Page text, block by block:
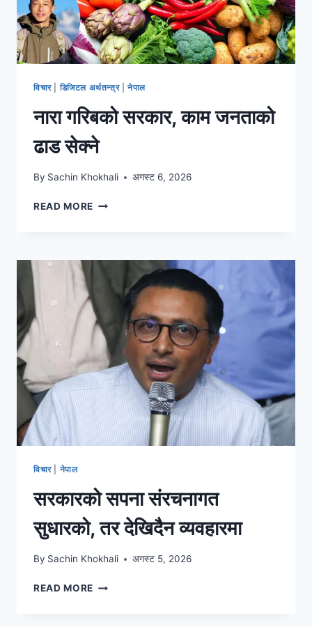
विचार| डिजिटल अर्थतन्त्र| नेपाल
नारा गरिबको सरकार, काम जनताको
ढाड सेक्ने
By Sachin Khokhali अगस्ट 6, 2026
READ MORE
विचार| नेपाल
सरकारको सपना संरचनागत
सुधारको, तर देखिदैन व्यवहारमा
By Sachin Khokhali अगस्ट 5, 2026
READ MORE